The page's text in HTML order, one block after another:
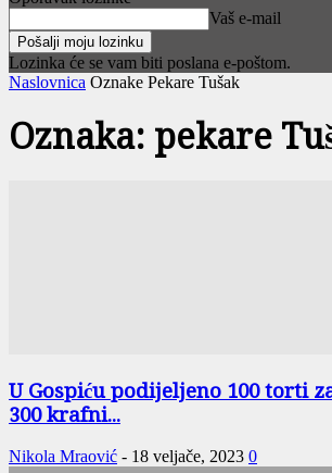
Vaš e-mail
Lozinka će se vam biti poslana e-poštom.
Naslovnica Oznake Pekare Tušak
Oznaka: pekare
U Gospiću podijeljeno 100 torti
300 krafni...
Nikola Mraović - 18 veljače, 2023 0